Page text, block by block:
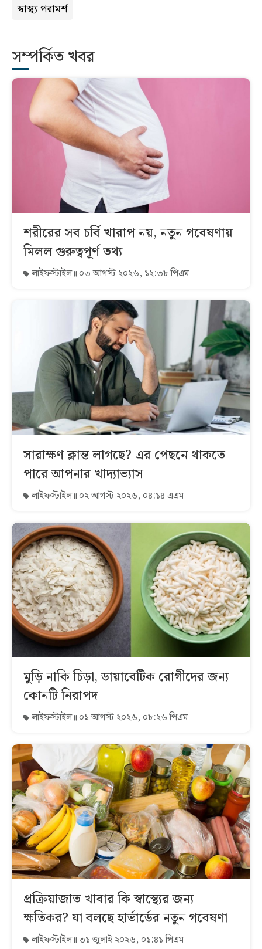
স্বাস্থ্য পরামর্শ
সম্পর্কিত খবর
শরীরের সব চর্বি খারাপ নয়, নতুন গবেষণায়
মিলল গুরুত্বপূর্ণ তথ্য
লাইফস্টাইল ০৩ আগস্ট ২০২৬, ১২:৩৮ পিএম
সারাক্ষণ ক্লান্ত লাগছে? এর পেছনে থাকতে
পারে আপনার খাদ্যাভ্যাস
লাইফস্টাইল ০২ আগস্ট ২০২৬, ০৪:১৪ এএম
মুড়ি নাকি চিড়া, ডায়াবেটিক রোগীদের জন্য
কোনটি নিরাপদ
লাইফস্টাইল ০১ আগস্ট ২০২৬, ০৮:২৬ পিএম
প্রক্রিয়াজাত খাবার কি স্বাস্থ্যের জন্য
ক্ষতিকর? যা বলছে হার্ভার্ডের নতুন গবেষণা
লাইফস্টাইল ৩১ জুলাই ২০২৬, ০১:৪১ পিএম